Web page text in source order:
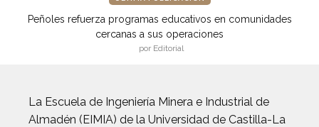
Peñoles refuerza programas educativos en comunidades
cercanas a sus operaciones
por Editorial
La Escuela de Ingeniería Minera e Industrial de
Almadén (EIMIA) de la Universidad de Castilla-La